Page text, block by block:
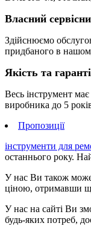
Власний
Здійснюємо
придбаного в
Якість та
Весь інструмент має
виробника до 5
Пропозиції
інструменти для
останнього року.
У нас Ви також
ціною, отримавши
У нас на сайті Ви
будь-яких потреб,